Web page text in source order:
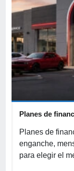
Planes de
Planes de
enganche,
para elegir el